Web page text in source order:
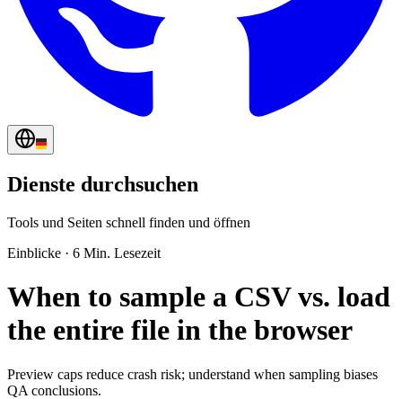
Dienste durchsuchen
Tools und Seiten schnell finden und öffnen
Einblicke · 6 Min. Lesezeit
When to sample a CSV vs. load
the entire file in the browser
Preview caps reduce crash risk; understand when sampling biases
QA conclusions.